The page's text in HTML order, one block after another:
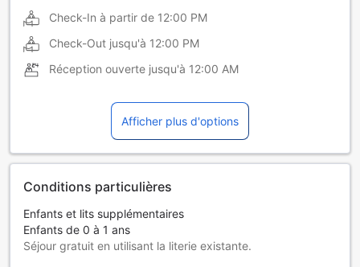
Check-In à partir de 12:00 PM
Check-Out jusqu'à 12:00 PM
Réception ouverte jusqu'à 12:00 AM
Afficher plus d'options
Conditions particulières
Enfants et lits supplémentaires
Enfants de 0 à 1 ans
Séjour gratuit en utilisant la literie existante.